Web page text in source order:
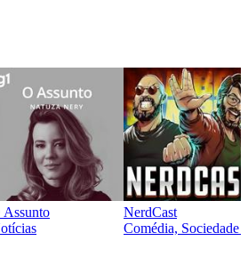
Assunto
NerdCast
Comédia, Sociedade